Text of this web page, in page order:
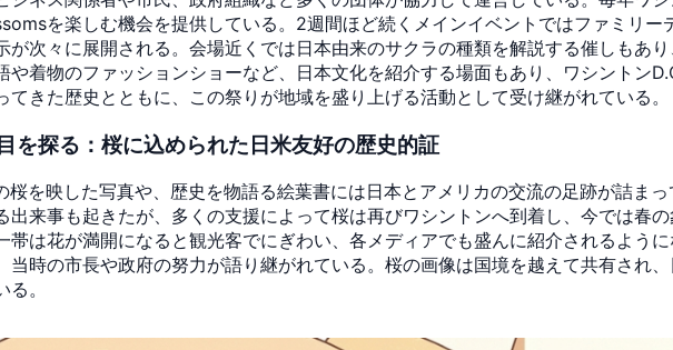
を楽しむ機会を提供している。2週間ほど続くメインイベントではファミリー
が次々に展開される。会場近くでは日本由来のサクラの種類を解説する催しもあ
や着物のファッションショーなど、日本文化を紹介する場面もあり、ワシントン
てきた歴史とともに、この祭りが地域を盛り上げる活動として受け継がれている。
を探る：桜に込められた日米友好の歴史的証
桜を映した写真や、歴史を物語る絵葉書には日本とアメリカの交流の足跡が詰ま
出来事も起きたが、多くの支援によって桜は再びワシントンへ到着し、今では春
帯は花が満開になると観光客でにぎわい、各メディアでも盛んに紹介されるよう
当時の市長や政府の努力が語り継がれている。桜の画像は国境を越えて共有され
。